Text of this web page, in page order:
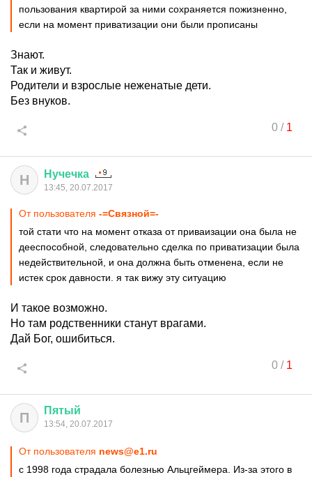
пользования квартирой за ними сохраняется пожизненно,
если на момент приватизации они были прописаны
Знают.
Так и живут.
Родители и взрослые неженатые дети.
Без внуков.
0/ 1
Н Нучечка
13:45, 20.07.2017
От пользователя -=Связной=-
той стати что на момент отказа от приваизации она была не
дееспособной, следовательно сделка по приватизации была
недействительной, и она должна быть отменена, если не
истек срок давности. я так вижу эту ситуацию
И такое возможно.
Но там родственники станут врагами.
Дай Бог, ошибиться.
0/ 1
П Пятый
13:54, 20.07.2017
От пользователя news@e1.ru
с 1998 года страдала болезнью Альцгеймера. Из-за этого в